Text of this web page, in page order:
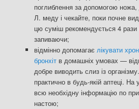
поглиблення за допомогою
Л. меду і чекайте, поки почне
цю суміш рекомендується 4
запиваючи;
відмінно допомагає лікувати
бронхіт в домашніх умовах —
добре виводить слиз із
практично в будь-якій аптеці. На
всю необхідну інформацію по
настою;